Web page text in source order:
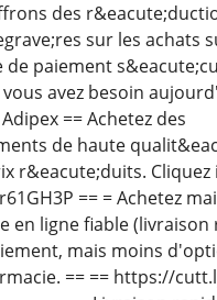
des
sur les achats
de paiement
avez besoin
== Achetez des
de haute
r&eacute;duits. Cliquez
== = Achetez
en ligne fiable (livraison
mais moins
== == https://